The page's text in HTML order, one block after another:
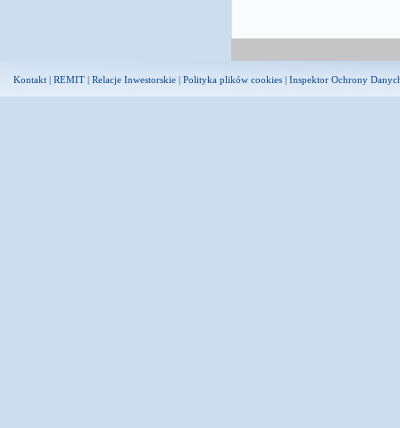
Kontakt | REMIT | Relacje Inwestorskie | Polityka plików cookies | Inspektor Ochrony